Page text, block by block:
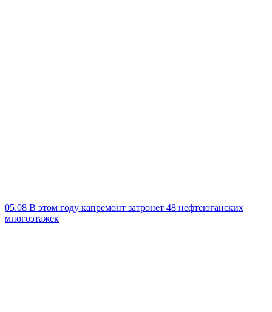
05.08 В этом году капремонт затронет 48 нефтеюганских
многоэтажек